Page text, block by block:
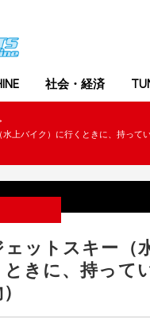
社会・経済
上バイク）に行くときに、持って
ットスキー（
きに、持って